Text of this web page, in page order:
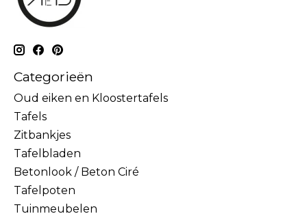
Categorieën
Oud eiken en Kloostertafels
Tafels
Zitbankjes
Tafelbladen
Betonlook / Beton Ciré
Tafelpoten
Tuinmeubelen